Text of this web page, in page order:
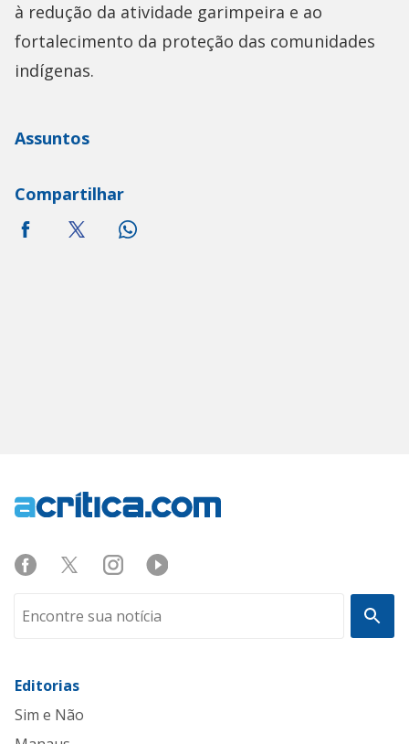
à redução da atividade garimpeira e ao
fortalecimento da proteção das comunidades
indígenas.
Assuntos
Compartilhar
Editorias
Sim e Não